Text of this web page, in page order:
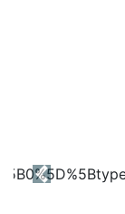
Previous